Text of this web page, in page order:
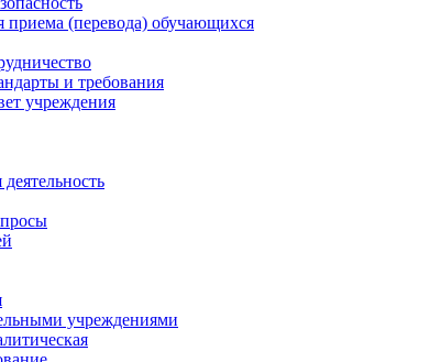
приема (перевода) обучающихся
и требования
учреждения
учреждениями